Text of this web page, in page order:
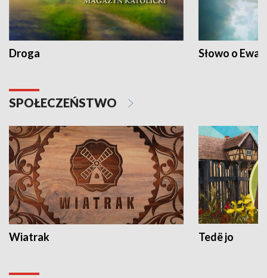
Droga Słowo o
SPOŁECZEŃSTWO
Wiatrak Tedë jo